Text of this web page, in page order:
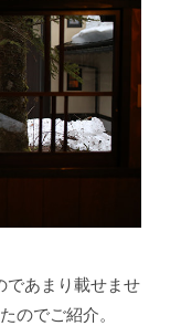
であまり載せませ
のでご紹介。